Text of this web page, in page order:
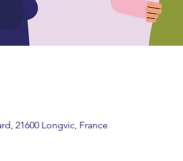
21600 Longvic, France